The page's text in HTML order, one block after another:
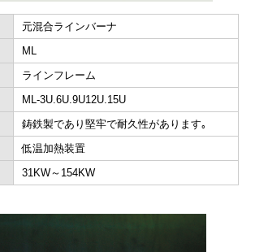
元混合ラインバーナ
ML
ラインフレーム
ML-3U.6U.9U12U.15U
鋳鉄製であり堅牢で耐久性があります｡
低温加熱装置
31KW～154KW